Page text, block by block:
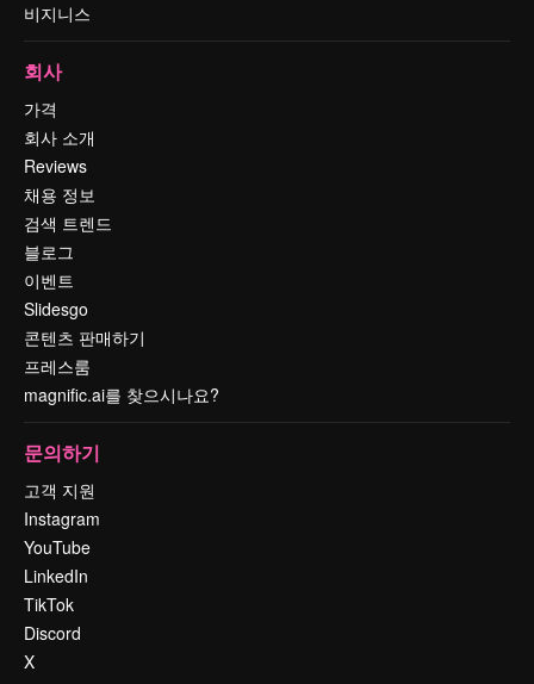
비지니스
회사
가격
회사 소개
Reviews
채용 정보
검색 트렌드
블로그
이벤트
Slidesgo
콘텐츠 판매하기
프레스룸
magnific.ai를 찾으시나요?
문의하기
고객 지원
Instagram
YouTube
LinkedIn
TikTok
Discord
X